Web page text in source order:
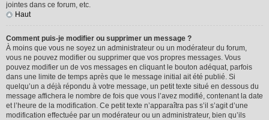
jointes dans ce forum, etc.
Haut
Comment puis-je modifier ou supprimer un message ?
À moins que vous ne soyez un administrateur ou un modérateur du forum,
vous ne pouvez modifier ou supprimer que vos propres messages. Vous
pouvez modifier un de vos messages en cliquant le bouton adéquat, parfois
dans une limite de temps après que le message initial ait été publié. Si
quelqu’un a déjà répondu à votre message, un petit texte situé en dessous du
message affichera le nombre de fois que vous l’avez modifié, contenant la date
et l’heure de la modification. Ce petit texte n’apparaîtra pas s’il s’agit d’une
modification effectuée par un modérateur ou un administrateur, bien qu’ils